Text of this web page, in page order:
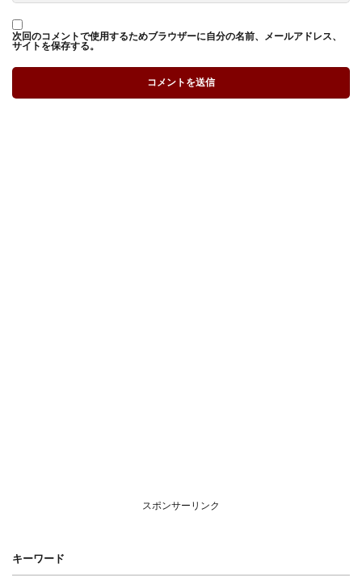
次回のコメントで使用するためブラウザーに自分の名前、メールアドレス、
サイトを保存する。
スポンサーリンク
キーワード